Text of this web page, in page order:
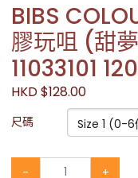
BIBS
膠玩咀 (甜
11033101
HKD $128.00
尺碼
- +